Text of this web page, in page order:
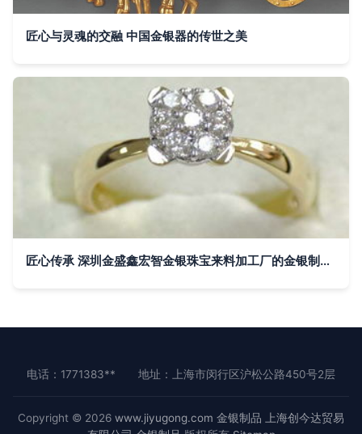
匠心与灵魂的交融 中国金银器的传世之美
匠心传承 深圳金盛鑫宏智金银珠宝来料加工厂的金银制品工艺
电话：1771383** 地址：上海市闵行区沪松公路450号2层
Copyright © 2026 www.jiyugong.com 金银制品
上海创今达贸易